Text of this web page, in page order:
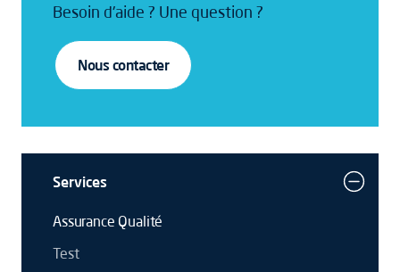
Besoin d'aide ? Une question ?
Nous contacter
Services
Assurance Qualité
Test